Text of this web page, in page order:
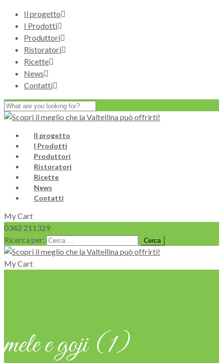
Il progetto
I Prodotti
Produttori
Ristoratori
Ricette
News
Contatti
Il progetto
I Prodotti
Produttori
Ristoratori
Ricette
News
Contatti
My Cart
0342 211329
Ricerca per:
My Cart
mele e goji (1)